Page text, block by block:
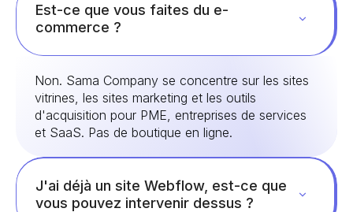
Est-ce que vous faites du e-
commerce ?
Non. Sama Company se concentre sur les sites
vitrines, les sites marketing et les outils
d'acquisition pour PME, entreprises de services
et SaaS. Pas de boutique en ligne.
J'ai déjà un site Webflow, est-ce que
vous pouvez intervenir dessus ?